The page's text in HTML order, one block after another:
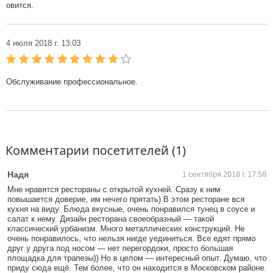
овится.
4 июля 2018 г. 13:03
Обслуживание профессиональное.
Комментарии посетителей (1)
Надя 1 сентября 2018 г. 17:58
Мне нравятся рестораны с открытой кухней. Сразу к ним
повышается доверие, им нечего прятать) В этом ресторане вся
кухня на виду. Блюда вкусные, очень понравился тунец в соусе и
салат к нему. Дизайн ресторана своеобразный — такой
классический урбанизм. Много металлических конструкций. Не
очень понравилось, что нельзя нигде уединиться. Все едят прямо
друг у друга под носом — нет перегордоки, просто большая
площадка для трапезы)) Но в целом — интересный опыт. Думаю, что
приду сюда ещё. Тем более, что он находится в Московском районе.